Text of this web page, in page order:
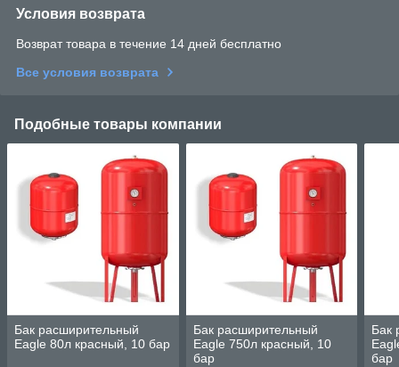
Условия возврата
Возврат товара в течение 14 дней бесплатно
Все условия возврата
Подобные товары компании
Бак расширительный
Eagle 80л красный, 10 бар
Бак расширительный
Eagle 750л красный, 10
бар
Бак
бар